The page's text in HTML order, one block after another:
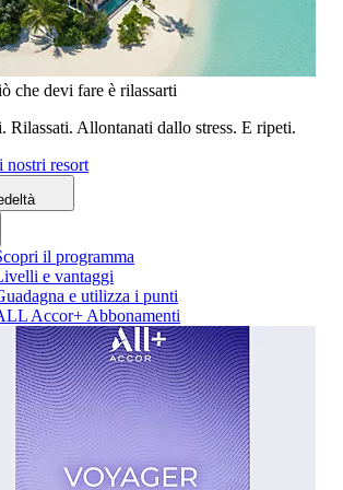
che devi fare è rilassarti
Rilassati. Allontanati dallo stress. E ripeti.
nostri resort
il programma
e vantaggi
e utilizza i punti
Accor+ Abbonamenti